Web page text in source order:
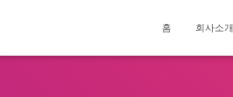
홈 회사소개